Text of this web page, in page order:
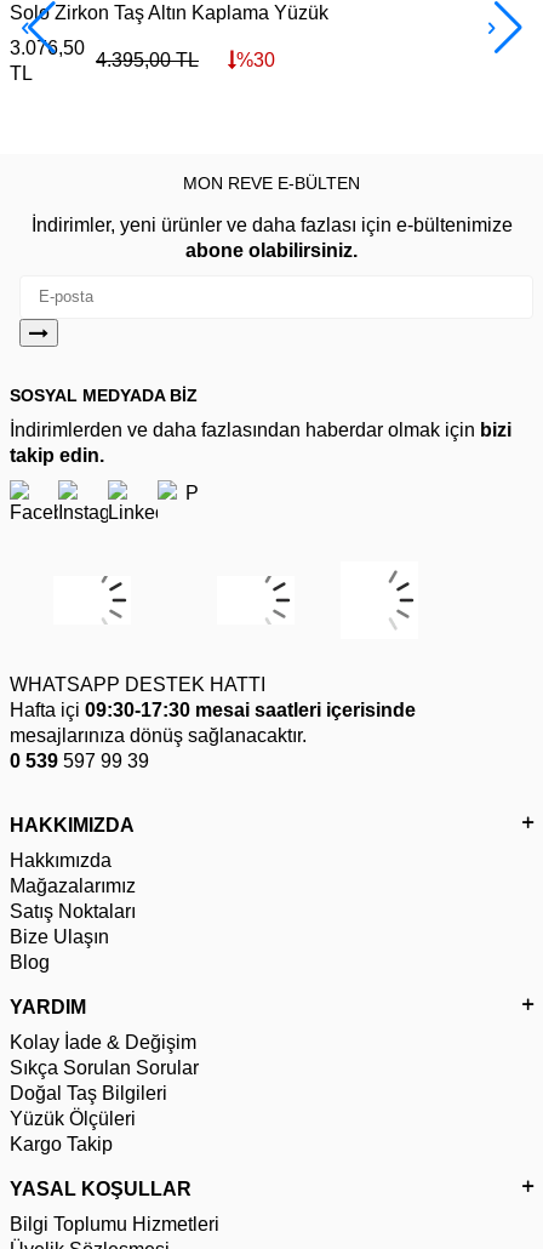
Solo Zirkon Taş Altın Kaplama Yüzük
3.076,50
TL
4.395,00TL %30
MON REVE E-BÜLTEN
İndirimler, yeni ürünler ve daha fazlası için e-bültenimize
abone olabilirsiniz.
SOSYAL MEDYADA BİZ
İndirimlerden ve daha fazlasından haberdar olmak için bizi
takip edin.
WHATSAPP DESTEK HATTI
Hafta içi 09:30-17:30 mesai saatleri içerisinde
mesajlarınıza dönüş sağlanacaktır.
0 539 597 99 39
HAKKIMIZDA
Hakkımızda
Mağazalarımız
Satış Noktaları
Bize Ulaşın
Blog
YARDIM
Kolay İade & Değişim
Sıkça Sorulan Sorular
Doğal Taş Bilgileri
Yüzük Ölçüleri
Kargo Takip
YASAL KOŞULLAR
Bilgi Toplumu Hizmetleri